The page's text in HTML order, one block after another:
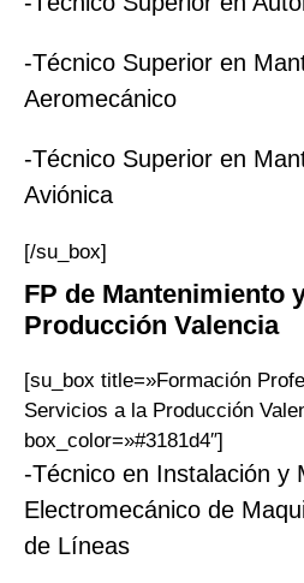
-Técnico Superior en
Aeromecánico
-Técnico Superior en
Aviónica
[/su_box]
FP de Mantenimiento
Producción Valencia
[su_box title=»Formación
Servicios a la Producción
box_color=»#3181d4″]
-Técnico en Instalación y
Electromecánico de
de Líneas